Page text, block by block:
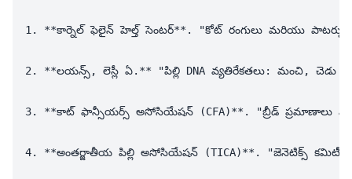
1. **కార్నెల్ ఫెలైన్ హెల్త్ సెంటర్**. "కోట్ రంగులు మరియు
2. **లయన్స్, లెస్లీ ఏ.** "పిల్లి DNA వ్యతిరేకతలు: మంచి, చెడు
3. **కాట్ ఫాన్సీయర్స్ అసోసియేషన్ (CFA)**. "బ్రీడ్ ప్రమాణాలు
4. **అంతర్జాతీయ పిల్లి అసోసియేషన్ (TICA)**. "జెనెటిక్స్ కమిటీ